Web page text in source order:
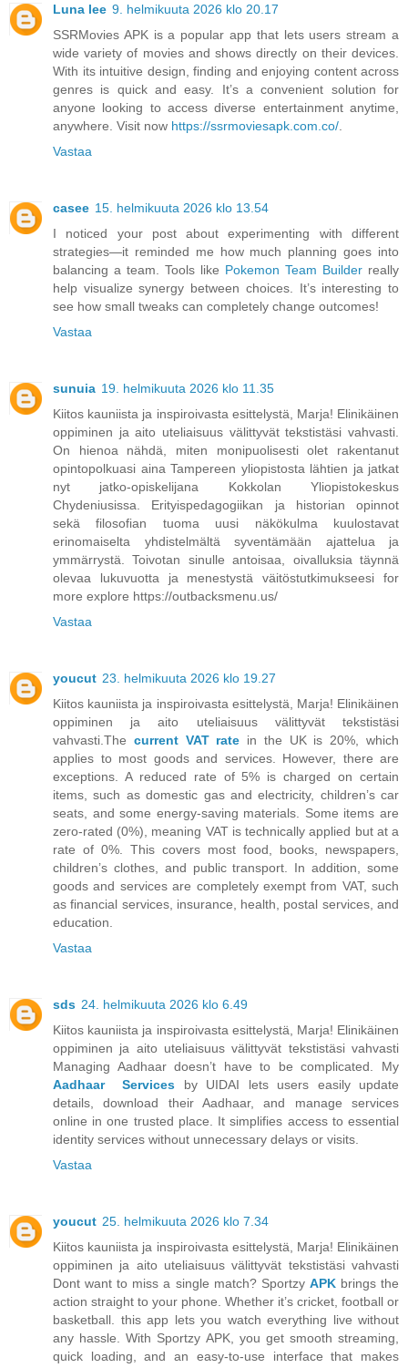
Luna lee 9. helmikuuta 2026 klo 20.17
SSRMovies APK is a popular app that lets users stream a
wide variety of movies and shows directly on their devices.
With its intuitive design, finding and enjoying content across
genres is quick and easy. It’s a convenient solution for
anyone looking to access diverse entertainment anytime,
anywhere. Visit now https://ssrmoviesapk.com.co/
Vastaa
casee 15. helmikuuta 2026 klo 13.54
I noticed your post about experimenting with different
strategies—it reminded me how much planning goes into
balancing a team. Tools like Pokemon Team Builder really
help visualize synergy between choices. It’s interesting to
see how small tweaks can completely change outcomes!
Vastaa
sunuia 19. helmikuuta 2026 klo 11.35
Kiitos kauniista ja inspiroivasta esittelystä, Marja! Elinikäinen
oppiminen ja aito uteliaisuus välittyvät tekstistäsi vahvasti.
On hienoa nähdä, miten monipuolisesti olet rakentanut
opintopolkuasi aina Tampereen yliopistosta lähtien ja jatkat
nyt jatko-opiskelijana Kokkolan Yliopistokeskus
Chydeniusissa. Erityispedagogiikan ja historian opinnot
sekä filosofian tuoma uusi näkökulma kuulostavat
erinomaiselta yhdistelmältä syventämään ajattelua ja
ymmärrystä. Toivotan sinulle antoisaa, oivalluksia täynnä
olevaa lukuvuotta ja menestystä väitöstutkimukseesi for
more explore https://outbacksmenu.us/
Vastaa
youcut 23. helmikuuta 2026 klo 19.27
Kiitos kauniista ja inspiroivasta esittelystä, Marja! Elinikäinen
oppiminen ja aito uteliaisuus välittyvät tekstistäsi
vahvasti.The current VAT rate in the UK is 20%, which
applies to most goods and services. However, there are
exceptions. A reduced rate of 5% is charged on certain
items, such as domestic gas and electricity, children’s car
seats, and some energy-saving materials. Some items are
zero-rated (0%), meaning VAT is technically applied but at a
rate of 0%. This covers most food, books, newspapers,
children’s clothes, and public transport. In addition, some
goods and services are completely exempt from VAT, such
as financial services, insurance, health, postal services, and
education.
Vastaa
sds 24. helmikuuta 2026 klo 6.49
Kiitos kauniista ja inspiroivasta esittelystä, Marja! Elinikäinen
oppiminen ja aito uteliaisuus välittyvät tekstistäsi vahvasti
Managing Aadhaar doesn’t have to be complicated. My
Aadhaar Services by UIDAI lets users easily update
details, download their Aadhaar, and manage services
online in one trusted place. It simplifies access to essential
identity services without unnecessary delays or visits.
Vastaa
youcut 25. helmikuuta 2026 klo 7.34
Kiitos kauniista ja inspiroivasta esittelystä, Marja! Elinikäinen
oppiminen ja aito uteliaisuus välittyvät tekstistäsi vahvasti
Dont want to miss a single match? Sportzy APK brings the
action straight to your phone. Whether it’s cricket, football or
basketball. this app lets you watch everything live without
any hassle. With Sportzy APK, you get smooth streaming,
quick loading, and an easy-to-use interface that makes